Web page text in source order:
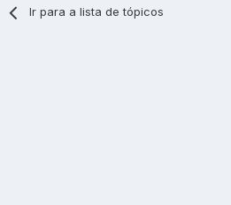
Ir para a lista de tópicos